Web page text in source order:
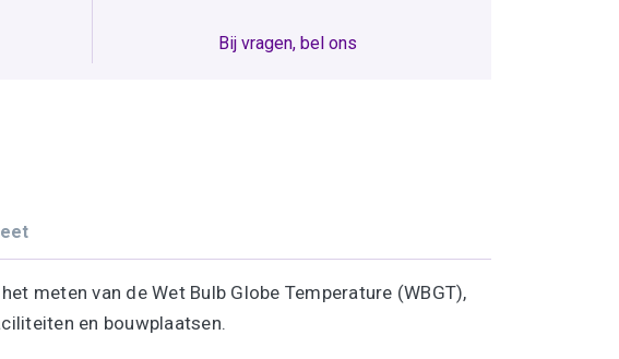
Bij vragen, bel ons
meten van de Wet Bulb Globe Temperature (WBGT),
en bouwplaatsen.​